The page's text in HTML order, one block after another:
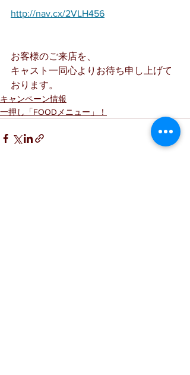
http://nav.cx/2VLH456
お客様のご来店を、
キャスト一同心よりお待ち申し上げて
おります。
キャンペーン情報
一押し「FOODメニュー」！